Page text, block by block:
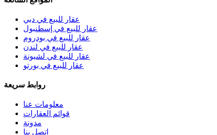
عقار للبيع في دبي
عقار للبيع في إسطنبول
عقار للبيع في بودروم
عقار للبيع في لندن
عقار للبيع في لشبونة
عقار للبيع في بورتو
روابط سريعة
معلومات عنا
قوائم العقارات
مدونة
اتصل بنا